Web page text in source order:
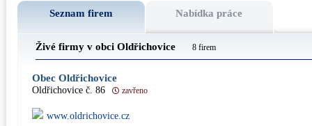
Seznam firem Nabídka práce
Živé firmy v obci Oldřichovice 8 firem
Obec Oldřichovice
Oldřichovice č. 86 zavřeno
www.oldrichovice.cz